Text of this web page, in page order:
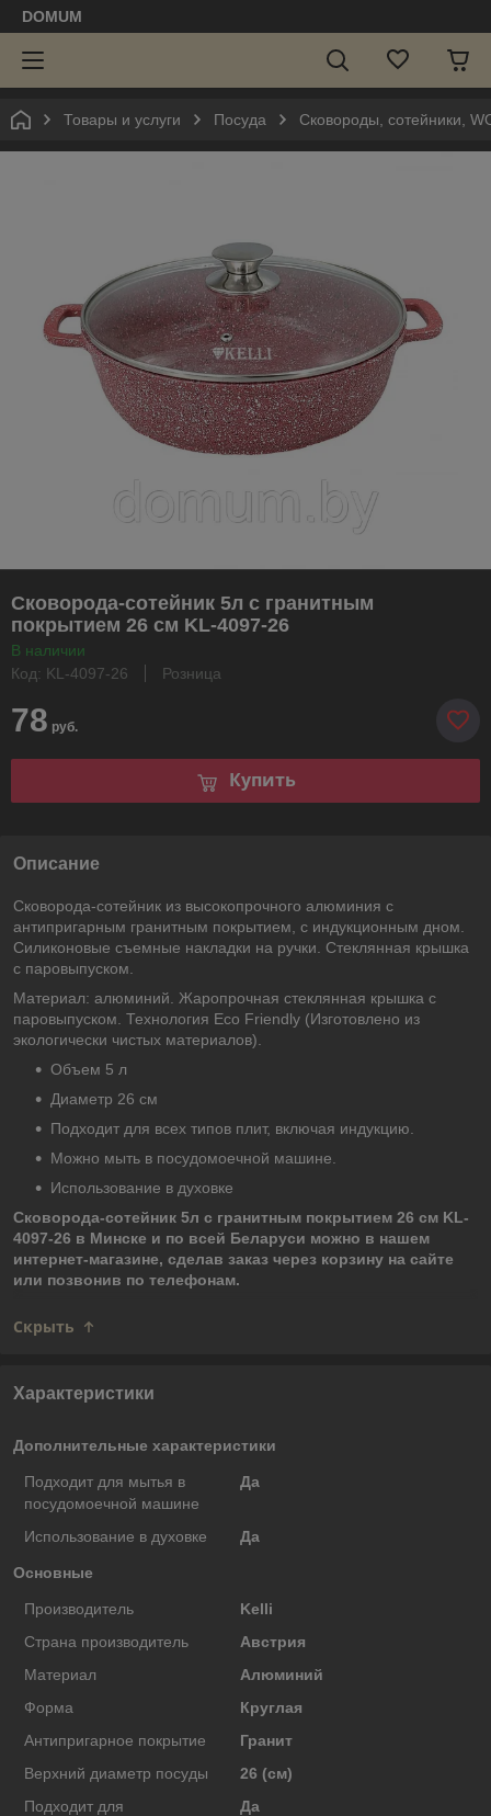
DOMUM
Товары и услуги Посуда Сковороды, сотейники,
Сковорода-сотейник 5л с гранитным
покрытием 26 см KL-4097-26
В наличии
Код: KL-4097-26
Розница
78 руб.
Купить
Описание
Сковорода-сотейник из высокопрочного алюминия с
антипригарным гранитным покрытием, с индукционным дном.
Силиконовые съемные накладки на ручки. Стеклянная крышка
с паровыпуском.
Материал: алюминий. Жаропрочная стеклянная крышка с
паровыпуском. Технология Eco Friendly (Изготовлено из
экологически чистых материалов).
Объем 5 л
Диаметр 26 см
Подходит для всех типов плит, включая индукцию.
Можно мыть в посудомоечной машине.
Использование в духовке
Сковорода-сотейник 5л с гранитным покрытием 26 см KL-
4097-26 в Минске и по всей Беларуси можно в нашем
интернет-магазине, сделав заказ через корзину на сайте
или позвонив по телефонам.
Скрыть
Характеристики
Дополнительные характеристики
Подходит для мытья в
посудомоечной машине
Да
Использование в духовке Да
Основные
Производитель
Kelli
Страна производитель
Австрия
Материал
Алюминий
Форма
Круглая
Антипригарное покрытие
Гранит
Верхний диаметр посуды
26 (см)
Подходит для
Да